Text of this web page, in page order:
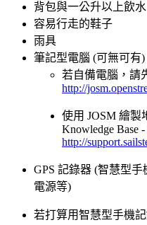
背包與一公升以上飲水
容易行走的鞋子
雨具
筆記型電腦 (可無可有)
若自備電腦，請
http://
使用 JOSM 繪製
Knowledge Base
http://
GPS 記錄器 (智慧型手
電源等)
若打算用智慧型手機